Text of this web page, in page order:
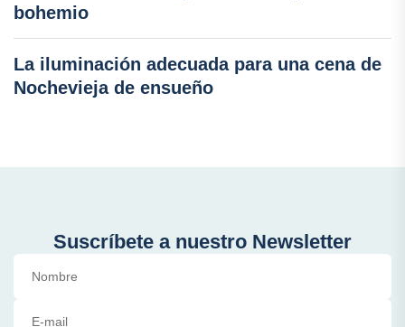
bohemio
La iluminación adecuada para una cena de
Nochevieja de ensueño
Suscríbete a nuestro Newsletter